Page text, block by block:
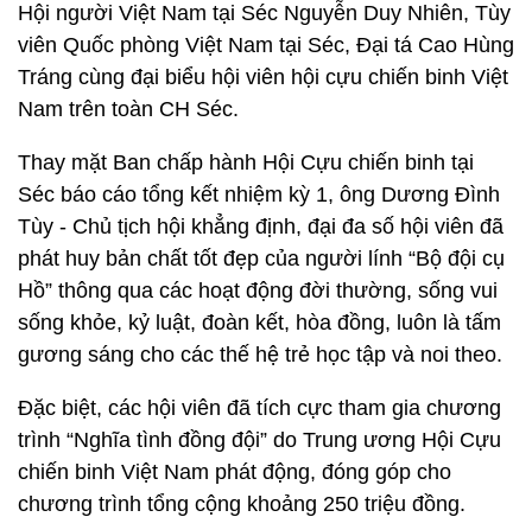
Hội người Việt Nam tại Séc Nguyễn Duy Nhiên, Tùy
viên Quốc phòng Việt Nam tại Séc, Đại tá Cao Hùng
Tráng cùng đại biểu hội viên hội cựu chiến binh Việt
Nam trên toàn CH Séc.
Thay mặt Ban chấp hành Hội Cựu chiến binh tại
Séc báo cáo tổng kết nhiệm kỳ 1, ông Dương Đình
Tùy - Chủ tịch hội khẳng định, đại đa số hội viên đã
phát huy bản chất tốt đẹp của người lính “Bộ đội cụ
Hồ” thông qua các hoạt động đời thường, sống vui
sống khỏe, kỷ luật, đoàn kết, hòa đồng, luôn là tấm
gương sáng cho các thế hệ trẻ học tập và noi theo.
Đặc biệt, các hội viên đã tích cực tham gia chương
trình “Nghĩa tình đồng đội” do Trung ương Hội Cựu
chiến binh Việt Nam phát động, đóng góp cho
chương trình tổng cộng khoảng 250 triệu đồng.